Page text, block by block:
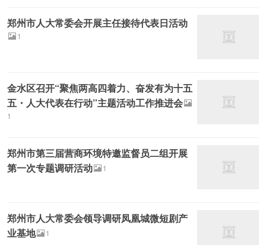
郑州市人大常委会开展主任接待代表日活动
1
金水区召开“聚焦两高四着力、奋发有为十五
五・人大代表在行动”主题活动工作推进会
1
郑州市第三届营商环境特邀监督员二组开展
第一次专题调研活动
1
郑州市人大常委会领导调研凤凰城微短剧产
业基地
1